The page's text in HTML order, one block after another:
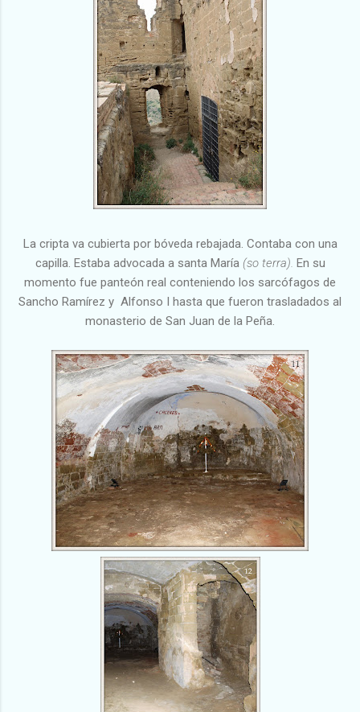
La cripta va cubierta por bóveda rebajada. Contaba con una
capilla. Estaba advocada a santa María (so terra). En su
momento fue panteón real conteniendo los sarcófagos de
Sancho Ramírez y Alfonso I hasta que fueron trasladados al
monasterio de San Juan de la Peña.